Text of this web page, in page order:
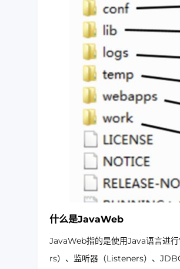
什么是JavaWeb
JavaWeb指的是使用Java语言进
rs）、监听器（Listeners）、